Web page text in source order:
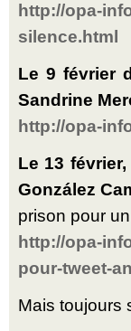
http://opa-
silence.html
Le 9 février
Sandrine
http://opa-
Le 13 février,
González
prison pour
http://opa-
pour-tweet-
Mais toujours